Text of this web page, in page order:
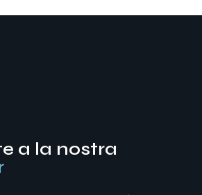
a la nostra